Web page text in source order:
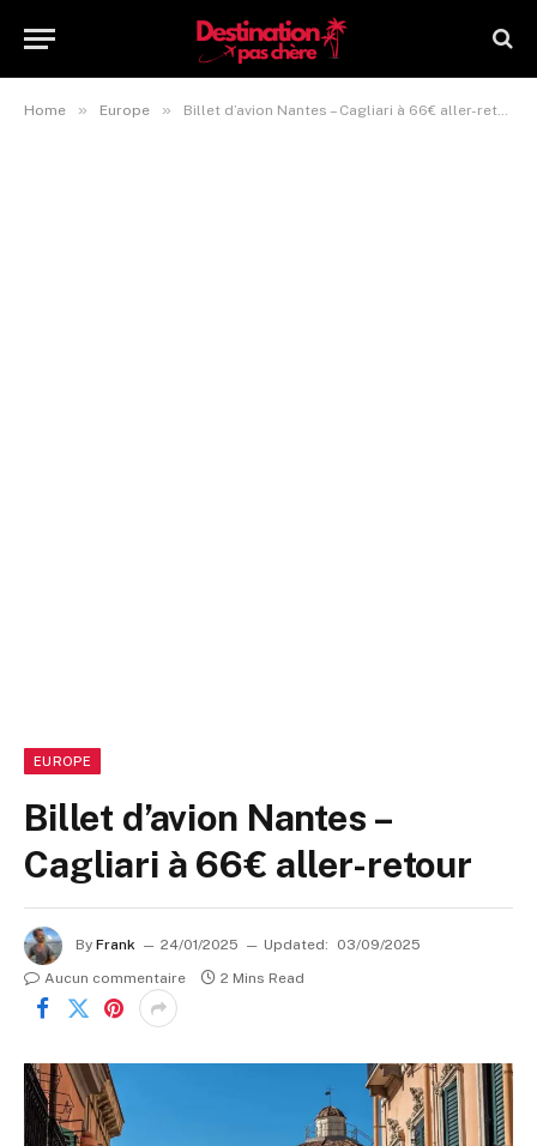
Home » Europe » Billet d’avion Nantes – Cagliari à 66€ aller-retour
EUROPE
Billet d’avion Nantes –
Cagliari à 66€ aller-retour
By Frank 24/01/2025 Updated:
03/09/2025
Aucun commentaire
2 Mins Read